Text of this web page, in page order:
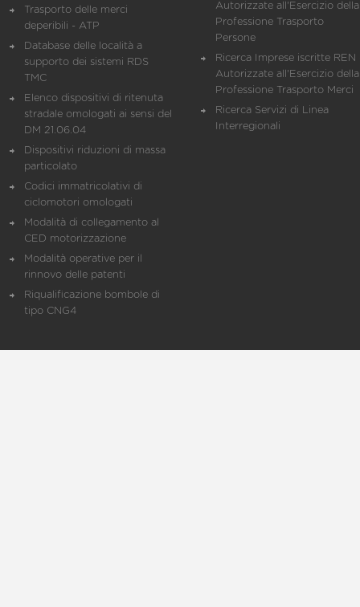
Trasporto delle merci
deperibili - ATP
Database delle località a
supporto dei sistemi RDS
TMC
Elenco dispositivi di ritenuta
stradale omologati ai sensi del
DM 21.06.04
Dispositivi riduzioni di massa
particolato
Codici immatricolativi di
ciclomotori omologati
Modalità di collegamento al
CED motorizzazione
Modalità operative per il
rinnovo delle patenti
Riqualificazione bombole di
tipo CNG4
Autorizzate all'Esercizio della
Professione Trasporto
Persone
Ricerca Imprese iscritte REN
Autorizzate all'Esercizio della
Professione Trasporto Merci
Ricerca Servizi di Linea
Interregionali